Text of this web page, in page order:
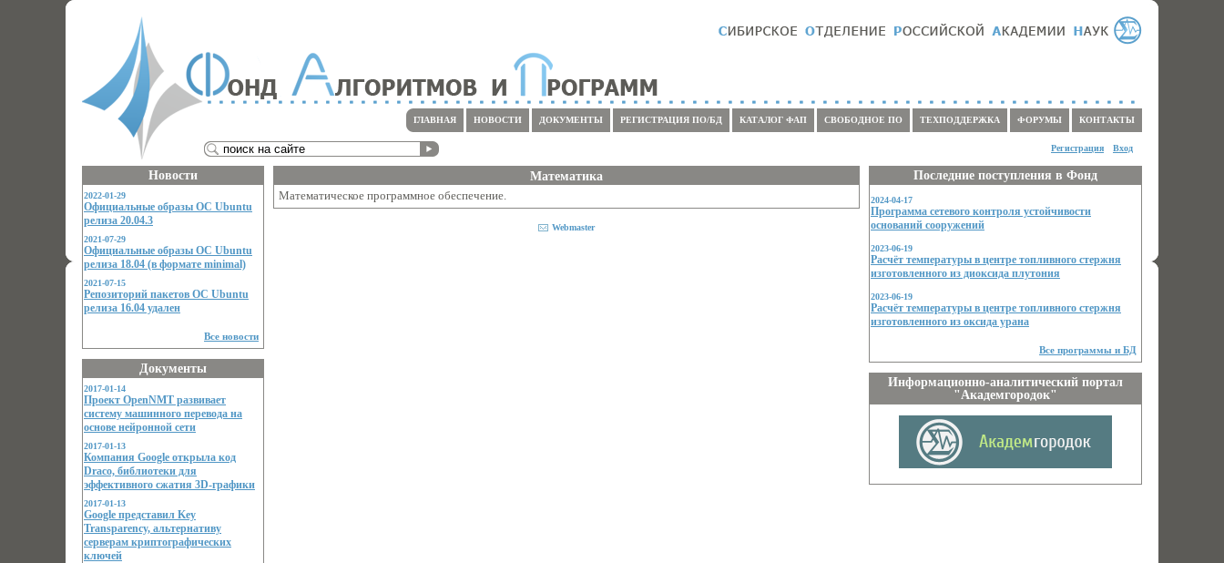
КОНТАКТЫ
ФОРУМЫ
ТЕХПОДДЕРЖКА
СВОБОДНОЕ ПО
КАТАЛОГ ФАП
РЕГИСТРАЦИЯ ПО/БД
ДОКУМЕНТЫ
НОВОСТИ
ГЛАВНАЯ
Вход
Регистрация
Новости
2022-01-29
Официальные образы ОС Ubuntu
релиза 20.04.3
2021-07-29
Официальные образы ОС Ubuntu
релиза 18.04 (в формате minimal)
2021-07-15
Репозиторий пакетов ОС Ubuntu
релиза 16.04 удален
Все новости
Документы
2017-01-14
Проект OpenNMT развивает
систему машинного перевода на
основе нейронной сети
2017-01-13
Компания Google открыла код
Draco, библиотеки для
эффективного сжатия 3D-графики
2017-01-13
Google представил Key
Transparency, альтернативу
серверам криптографических
ключей
Последние поступления в Фонд
2024-04-17
Программа сетевого контроля устойчивости
оснований сооружений
2023-06-19
Расчёт температуры в центре топливного стержня
изготовленного из диоксида плутония
2023-06-19
Расчёт температуры в центре топливного стержня
изготовленного из оксида урана
Все программы и БД
Информационно-аналитический портал
"Академгородок"
Математика
Математическое программное обеспечение.
Webmaster